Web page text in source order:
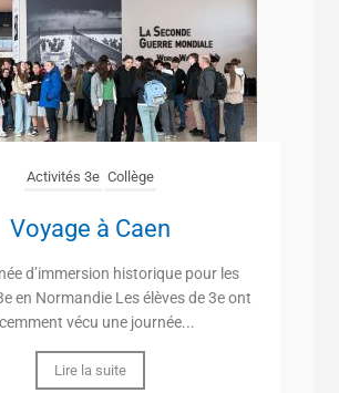
Activités 3e Collège
Voyage à Caen
d’immersion historique pour les
en Normandie Les élèves de 3e ont
vécu une journée...
Lire la suite